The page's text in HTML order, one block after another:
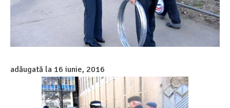
adăugată la 16 iunie, 2016